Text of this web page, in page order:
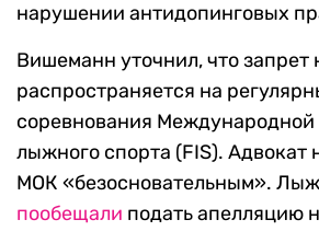
нарушении антидопинговых
Вишеманн уточнил, что запрет
распространяется на
соревнования
лыжного спорта (FIS). Адвокат
МОК «безосновательным».
пообещали подать апелляцию